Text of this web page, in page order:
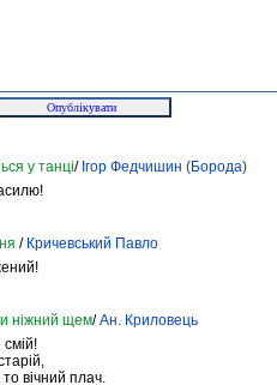
у танці/ Ігор Федчишин (Борода)
/ Кричевський Павло
ніжний щем/Ан. Криловець
смій!
вічний плач.